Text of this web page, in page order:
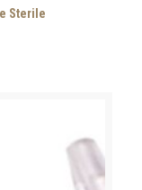
Sterile